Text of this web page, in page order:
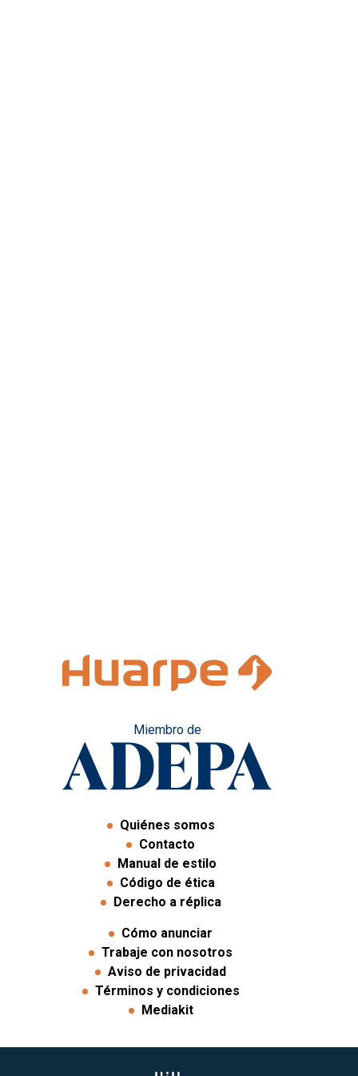
Miembro de
Quiénes somos
Contacto
Manual de estilo
Código de ética
Derecho a réplica
Cómo anunciar
Trabaje con nosotros
Aviso de privacidad
Términos y condiciones
Mediakit